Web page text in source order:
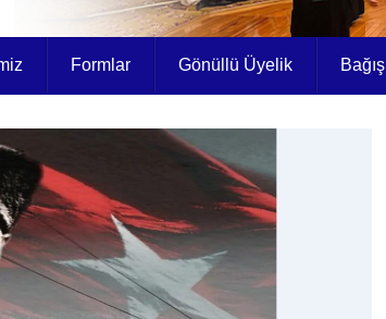
Formlar Gönüllü Üyelik Bağış